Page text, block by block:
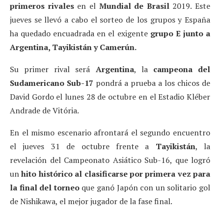
primeros rivalesen el Mundial de Brasil2019. Este
jueves se llevó a cabo el sorteo de los grupos y España
ha quedado encuadrada en el exigente grupo E junto a
Argentina, Tayikistán y Camerún.
Su primer rival será Argentina, la campeona del
Sudamericano Sub-17 pondrá a prueba a los chicos de
David Gordo el lunes 28 de octubre en el Estadio Kléber
Andrade de Vitória.
En el mismo escenario afrontará el segundo encuentro
el jueves 31 de octubre frente a Tayikistán, la
revelación del Campeonato Asiático Sub-16, que logró
unhito histórico al clasificarse por primera vez para
la final del torneoque ganó Japón con un solitario gol
de Nishikawa, el mejor jugador de la fase final.